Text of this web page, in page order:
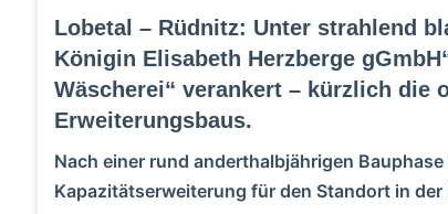
Lobetal – Rüdnitz: Unter strahlend
Königin Elisabeth Herzberge
Wäscherei“ verankert – kürzlich die
Erweiterungsbaus.
Nach einer rund anderthalbjährigen
Kapazitätserweiterung für den Standort in